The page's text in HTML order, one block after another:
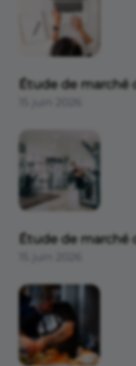
Étude de
Étude de marché